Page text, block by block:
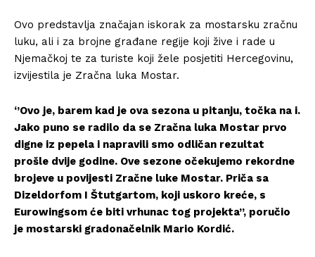
Ovo predstavlja značajan iskorak za mostarsku zračnu
luku, ali i za brojne građane regije koji žive i rade u
Njemačkoj te za turiste koji žele posjetiti Hercegovinu,
izvijestila je Zračna luka Mostar.
‘’Ovo je, barem kad je ova sezona u pitanju, točka na i.
Jako puno se radilo da se Zračna luka Mostar prvo
digne iz pepela i napravili smo odličan rezultat
prošle dvije godine. Ove sezone očekujemo rekordne
brojeve u povijesti Zračne luke Mostar. Priča sa
Dizeldorfom I Štutgartom, koji uskoro kreće, s
Eurowingsom će biti vrhunac tog projekta’’, poručio
je mostarski gradonačelnik Mario Kordić.